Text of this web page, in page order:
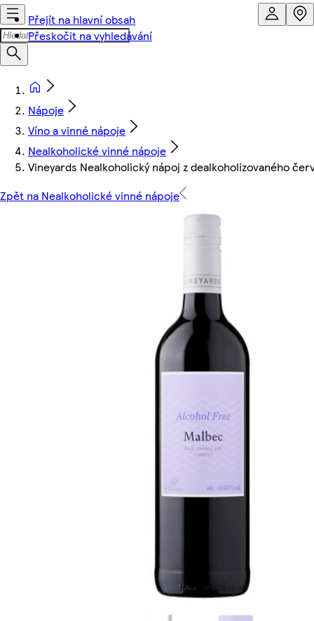
Přejít na hlavní obsah
Přeskočit na vyhledávání
Nápoje
Víno a vinné nápoje
Nealkoholické vinné nápoje
Vineyards Nealkoholický nápoj z dealkoholizovaného
Zpět na Nealkoholické vinné nápoje